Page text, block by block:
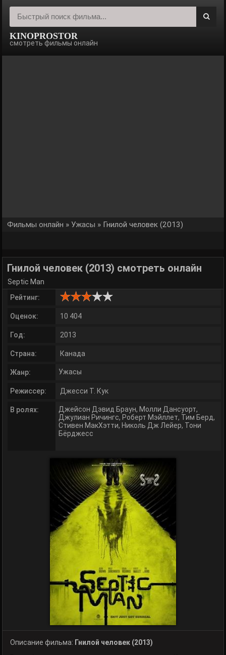
KINOPROSTOR
смотреть фильмы онлайн
Фильмы онлайн » Ужасы » Гнилой человек (2013)
Гнилой человек (2013) смотреть онлайн
Septic Man
Рейтинг:
Оценок: 10 404
Год: 2013
Страна: Канада
Жанр: Ужасы
Режиссер: Джесси Т. Кук
В ролях: Джейсон Дэвид Браун, Молли Дансуорт,
Джулиан Ричингс, Роберт Мэйллет, Тим Берд,
Стивен МакХэтти, Николь Дж Лейер, Тони
Бёрджесс
Описание фильма: Гнилой человек (2013)